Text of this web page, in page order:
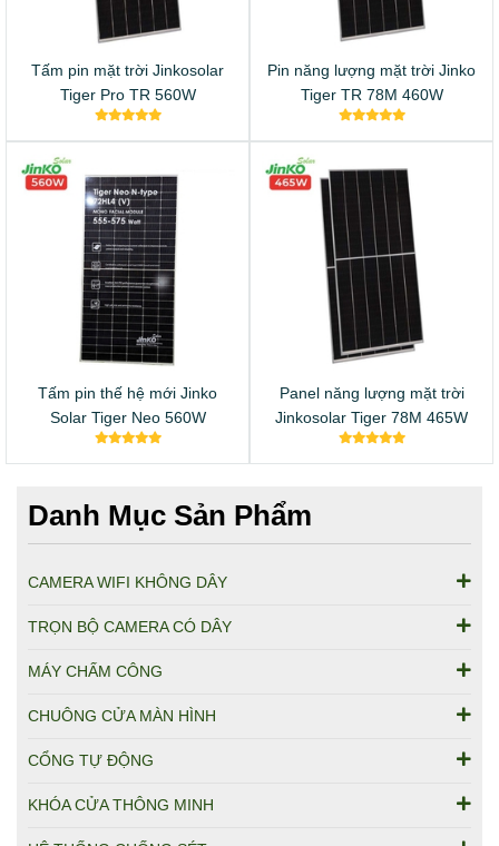
Tấm pin mặt trời Jinkosolar
Tiger Pro TR 560W
Pin năng lượng mặt trời Jinko
Tiger TR 78M 460W
Tấm pin thế hệ mới Jinko
Solar Tiger Neo 560W
Panel năng lượng mặt trời
Jinkosolar Tiger 78M 465W
Danh Mục Sản Phẩm
CAMERA WIFI KHÔNG DÂY
TRỌN BỘ CAMERA CÓ DÂY
MÁY CHẤM CÔNG
CHUÔNG CỬA MÀN HÌNH
CỔNG TỰ ĐỘNG
KHÓA CỬA THÔNG MINH